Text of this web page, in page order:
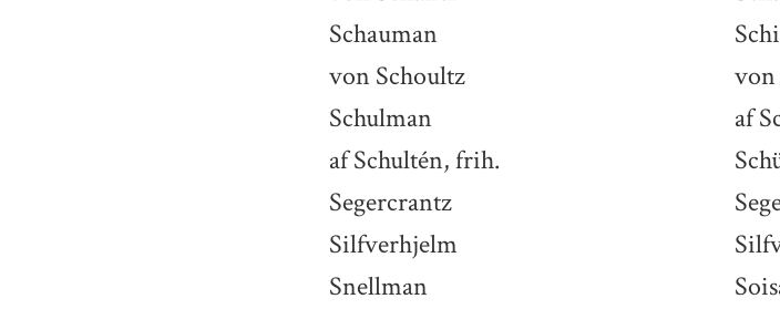
Schauman
von Schoultz
von
Schulman
af
af Schultén, frih.
Segercrantz
Silfverhjelm
Snellman